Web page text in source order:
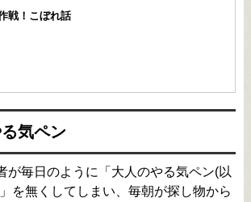
戦！こぼれ話
気ペン
が毎日のように「大人のやる気ペン(以
を無くしてしまい、毎朝が探し物から